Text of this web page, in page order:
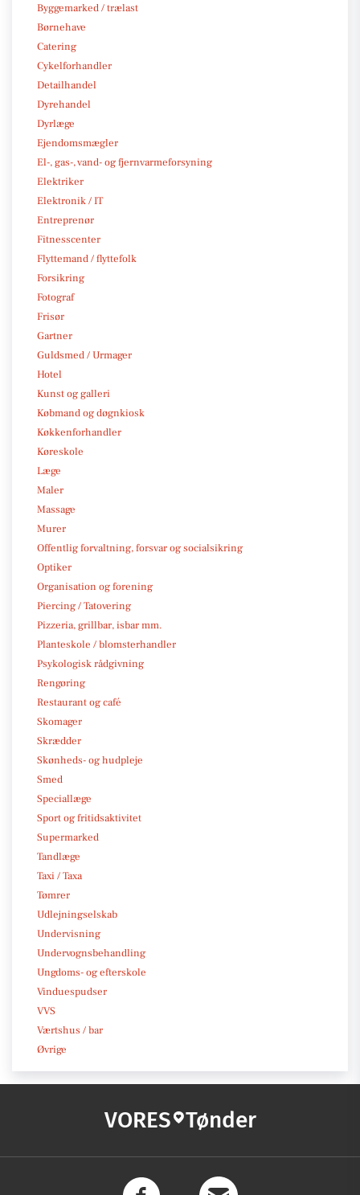
Byggemarked / trælast
Børnehave
Catering
Cykelforhandler
Detailhandel
Dyrehandel
Dyrlæge
Ejendomsmægler
El-, gas-, vand- og fjernvarmeforsyning
Elektriker
Elektronik / IT
Entreprenør
Fitnesscenter
Flyttemand / flyttefolk
Forsikring
Fotograf
Frisør
Gartner
Guldsmed / Urmager
Hotel
Kunst og galleri
Købmand og døgnkiosk
Køkkenforhandler
Køreskole
Læge
Maler
Massage
Murer
Offentlig forvaltning, forsvar og socialsikring
Optiker
Organisation og forening
Piercing / Tatovering
Pizzeria, grillbar, isbar mm.
Planteskole / blomsterhandler
Psykologisk rådgivning
Rengøring
Restaurant og café
Skomager
Skrædder
Skønheds- og hudpleje
Smed
Speciallæge
Sport og fritidsaktivitet
Supermarked
Tandlæge
Taxi / Taxa
Tømrer
Udlejningselskab
Undervisning
Undervognsbehandling
Ungdoms- og efterskole
Vinduespudser
VVS
Værtshus / bar
Øvrige
VORES Tønder